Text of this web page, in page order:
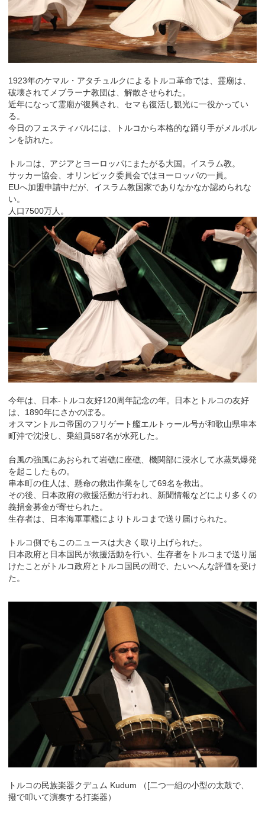
1923年のケマル・アタチュルクによるトルコ革命では、霊廟は、
破壊されてメブラーナ教団は、解散させられた。
近年になって霊廟が復興され、セマも復活し観光に一役かってい
る。
今日のフェスティバルには、トルコから本格的な踊り手がメルボル
ンを訪れた。
トルコは、アジアとヨーロッパにまたがる大国。イスラム教。
サッカー協会、オリンピック委員会ではヨーロッパの一員。
EUへ加盟申請中だが、イスラム教国家でありなかなか認められな
い。
人口7500万人。
今年は、日本‐トルコ友好120周年記念の年。日本とトルコの友好
は、1890年にさかのぼる。
オスマントルコ帝国のフリゲート艦エルトゥール号が和歌山県串本
町沖で沈没し、乗組員587名が水死した。
台風の強風にあおられて岩礁に座礁、機関部に浸水して水蒸気爆発
を起こしたもの。
串本町の住人は、懸命の救出作業をして69名を救出。
その後、日本政府の救援活動が行われ、新聞情報などにより多くの
義捐金募金が寄せられた。
生存者は、日本海軍軍艦によりトルコまで送り届けられた。
トルコ側でもこのニュースは大きく取り上げられた。
日本政府と日本国民が救援活動を行い、生存者をトルコまで送り届
けたことがトルコ政府とトルコ国民の間で、たいへんな評価を受け
た。
トルコの民族楽器クデュム Kudum （[二つ一組の小型の太鼓で、
撥で叩いて演奏する打楽器）